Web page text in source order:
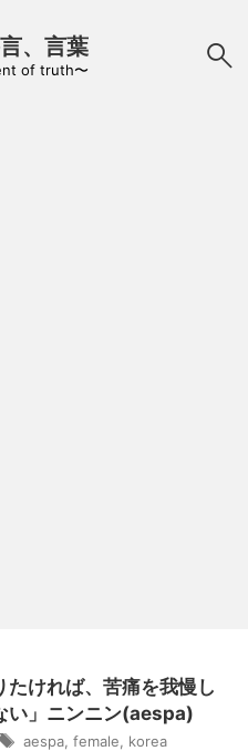
、言葉
of truth〜
たければ、苦痛を我慢し
い」ニンニン(aespa)
aespa female korea